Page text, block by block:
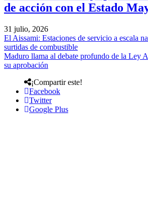
de acción con el Estado
31 julio, 2026
El Aissami: Estaciones de servicio a escala
surtidas de combustible
Maduro llama al debate profundo de la Ley
su aprobación
¡Compartir este!
Facebook
Twitter
Google Plus